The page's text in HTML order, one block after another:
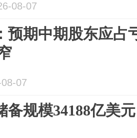
08-07
预期中期股东应占
07
备规模34188亿美